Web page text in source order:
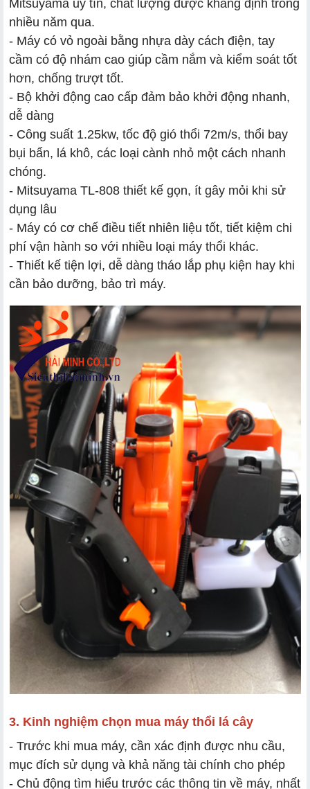
Mitsuyama uy tín, chất lượng được khẳng định trong
nhiều năm qua.
- Máy có vỏ ngoài bằng nhựa dày cách điện, tay
cầm có độ nhám cao giúp cầm nắm và kiểm soát tốt
hơn, chống trượt tốt.
- Bộ khởi động cao cấp đảm bảo khởi động nhanh,
dễ dàng
- Công suất 1.25kw, tốc độ gió thổi 72m/s, thổi bay
bụi bẩn, lá khô, các loại cành nhỏ một cách nhanh
chóng.
- Mitsuyama TL-808 thiết kế gọn, ít gây mỏi khi sử
dụng lâu
- Máy có cơ chế điều tiết nhiên liệu tốt, tiết kiệm chi
phí vận hành so với nhiều loại máy thổi khác.
- Thiết kế tiện lợi, dễ dàng tháo lắp phụ kiện hay khi
cần bảo dưỡng, bảo trì máy.
3. Kinh nghiệm chọn mua máy thổi lá cây
- Trước khi mua máy, cần xác định được nhu cầu,
mục đích sử dụng và khả năng tài chính cho phép
- Chủ động tìm hiểu trước các thông tin về máy, nhất